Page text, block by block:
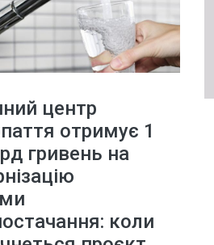
центр
отримує 1
гривень на
коли